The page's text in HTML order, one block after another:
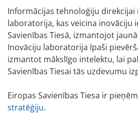
Informācijas tehnoloģiju direkcijai
laboratorija, kas veicina inovāciju
Savienības Tiesā, izmantojot
Inovāciju laboratorija īpaši
izmantot mākslīgo intelektu, lai
Savienības Tiesai tās uzdevumu
Eiropas Savienības Tiesa ir
stratēģiju.